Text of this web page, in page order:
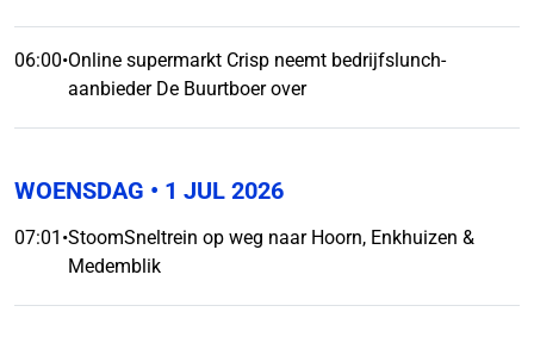
06:00•Online supermarkt Crisp neemt bedrijfslunch-
aanbieder De Buurtboer over
WOENSDAG • 1 JUL 2026
07:01 •StoomSneltrein op weg naar Hoorn, Enkhuizen &
Medemblik